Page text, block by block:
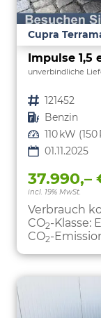
Cupra
unverbindliche
Fahrzeugnr. 121452
Kraftstoff Benzin
Leistung 110 kW (150
01.11.2025
37.990,–
incl. 19% MwSt.
Verbrauch
CO2-Klasse: E
CO2-